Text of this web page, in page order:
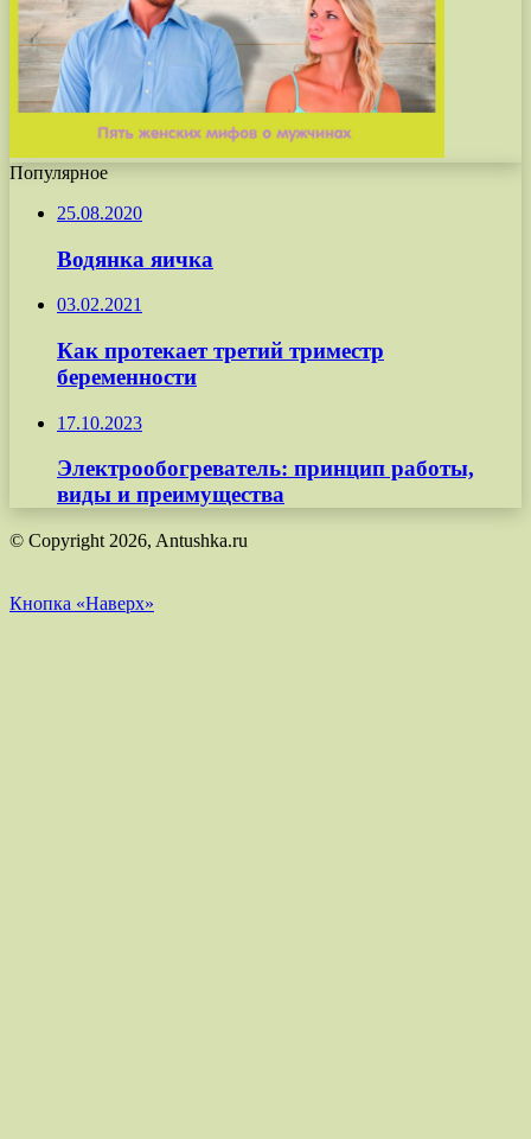
Популярное
25.08.2020
Водянка яичка
03.02.2021
Как протекает третий триместр
беременности
17.10.2023
Электрообогреватель: принцип работы,
виды и преимущества
© Copyright 2026, Antushka.ru
Кнопка «Наверх»